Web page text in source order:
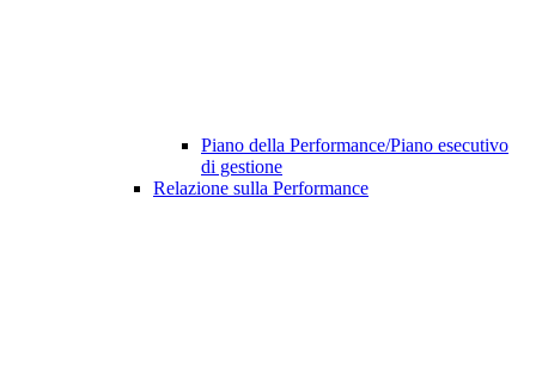
Piano della Performance/Piano esecutivo
di gestione
Relazione sulla Performance